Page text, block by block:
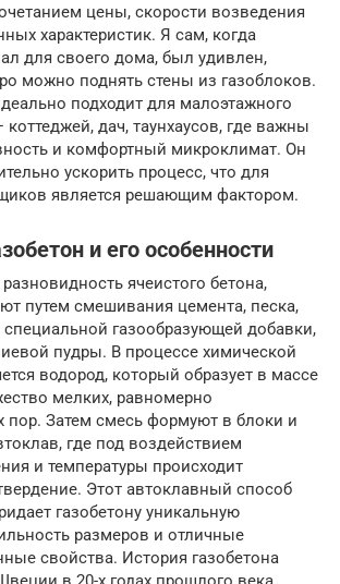
цены, скорости возведения
характеристик. Я сам, когда
для своего дома, был удивлен,
можно поднять стены из газоблоков.
подходит для малоэтажного
коттеджей, дач, таунхаусов, где важны
и комфортный микроклимат. Он
ускорить процесс, что для
является решающим фактором.
и его особенности
ячеистого бетона,
путем смешивания цемента, песка,
газообразующей добавки,
пудры. В процессе химической
водород, который образует в массе
мелких, равномерно
пор. Затем смесь формуют в блоки и
где под воздействием
и температуры происходит
Этот автоклавный способ
газобетону уникальную
размеров и отличные
свойства. История газобетона